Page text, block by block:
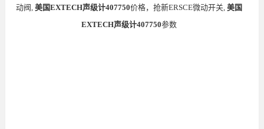
动阀, 美国EXTECH声级计407750价格，抢新ERSCE微动开关, 美国
EXTECH声级计407750参数